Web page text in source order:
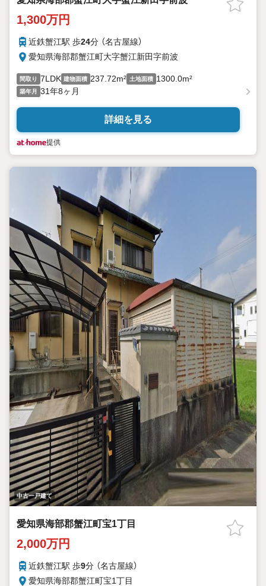
1,300万円
近鉄蟹江駅 歩24分 （名古屋線）
愛知県海部郡蟹江町大字蟹江新田字前波
間取り 7LDK 建物面積 237.72m² 土地面積 1300.0m²
築年月 31年8ヶ月
詳細を見る
提供
中古一戸建て
愛知県海部郡蟹江町宝1丁目
2,000万円
近鉄蟹江駅 歩9分 （名古屋線）
愛知県海部郡蟹江町宝1丁目